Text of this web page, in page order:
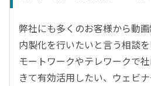
弊社にも多くのお客様から動
内製化を行いたいと言う相談
モートワークやテレワークで
きて有効活用したい、ウェビ